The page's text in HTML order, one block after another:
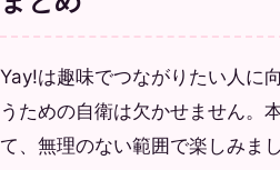
Yay!は趣味でつながりたい人に
うための自衛は欠かせません。
て、無理のない範囲で楽しみまし